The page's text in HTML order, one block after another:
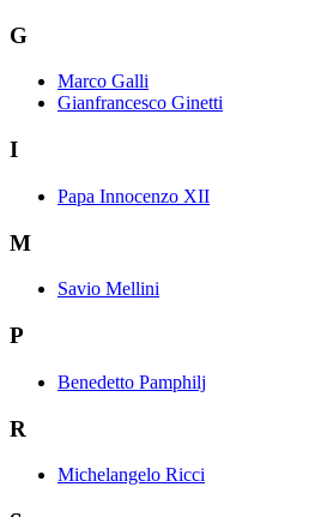
G
Marco Galli
Gianfrancesco Ginetti
I
Papa Innocenzo XII
M
Savio Mellini
P
Benedetto Pamphilj
R
Michelangelo Ricci